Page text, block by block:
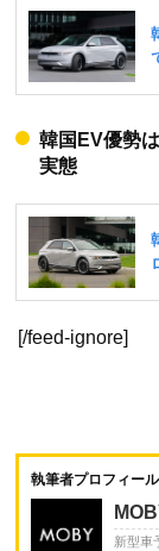
韓国EV優勢
実態
[/feed-ignore]
執筆者プロフィール
新型車